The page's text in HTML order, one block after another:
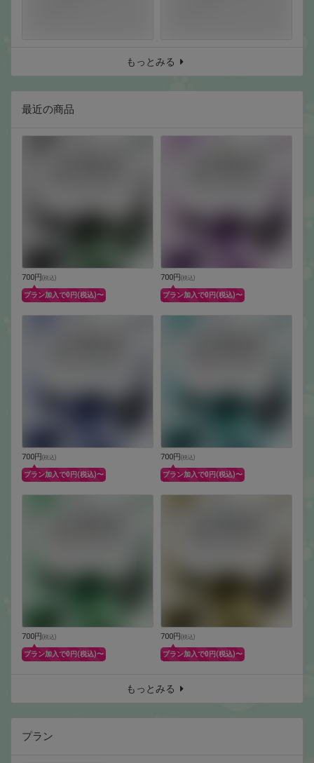
もっとみる
最近の商品
700円(税込)
プラン加入で0円(税込)〜
700円(税込)
プラン加入で0円(税込)〜
700円(税込)
プラン加入で0円(税込)〜
700円(税込)
プラン加入で0円(税込)〜
700円(税込)
プラン加入で0円(税込)〜
700円(税込)
プラン加入で0円(税込)〜
もっとみる
プラン